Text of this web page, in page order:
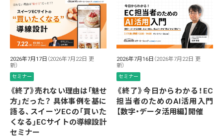
2026年7月17日 （2026年7月22日 更
新）
セミナー
《終了》売れない理由は「魅せ
方」だった？ 具体事例を基に
語る、スイーツECの「買いた
くなる」ECサイトの導線設計
セミナー
2026年7月16日 （2026年7月22日 更
新）
セミナー
《終了》今日からわかる！EC
担当者のためのAI活用入門
【数字・データ活用編】開催